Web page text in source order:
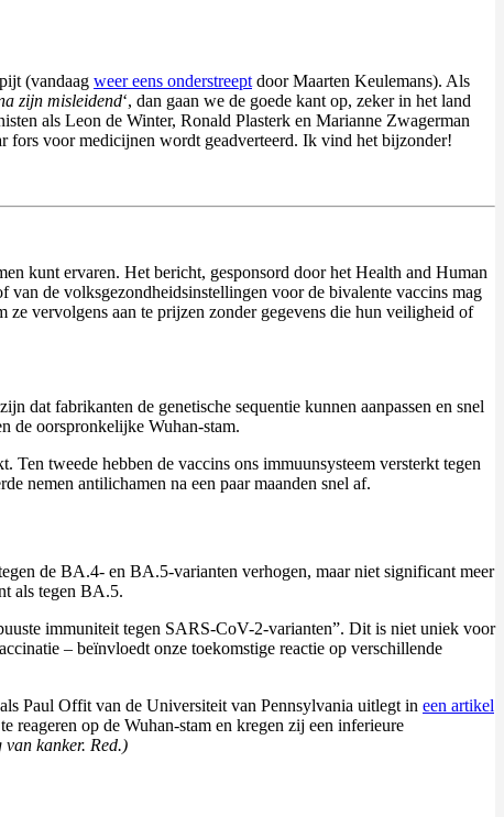
(vandaag weer eens onderstreept door Maarten Keulemans). Als
zijn misleidend‘, dan gaan we de goede kant op, zeker in het land
als Leon de Winter, Ronald Plasterk en Marianne Zwagerman
fors voor medicijnen wordt geadverteerd. Ik vind het bijzonder!
kunt ervaren. Het bericht, gesponsord door het Health and Human
van de volksgezondheidsinstellingen voor de bivalente vaccins mag
ze vervolgens aan te prijzen zonder gegevens die hun veiligheid of
fabrikanten de genetische sequentie kunnen aanpassen en snel
de oorspronkelijke Wuhan-stam.
tweede hebben de vaccins ons immuunsysteem versterkt tegen
nemen antilichamen na een paar maanden snel af.
de BA.4- en BA.5-varianten verhogen, maar niet significant meer
als tegen BA.5.
immuniteit tegen SARS-CoV-2-varianten”. Dit is niet uniek voor
– beïnvloedt onze toekomstige reactie op verschillende
Paul Offit van de Universiteit van Pennsylvania uitlegt in een artikel
reageren op de Wuhan-stam en kregen zij een inferieure
kanker. Red.)